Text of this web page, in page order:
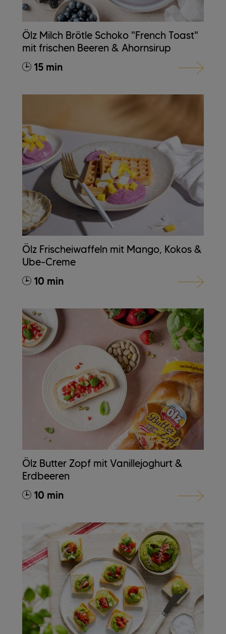
Ölz Milch Brötle Schoko "French Toast"
mit frischen Beeren & Ahornsirup
15 min
Ölz Frischeiwaffeln mit Mango, Kokos &
Ube-Creme
10 min
Ölz Butter Zopf mit Vanillejoghurt &
Erdbeeren
10 min